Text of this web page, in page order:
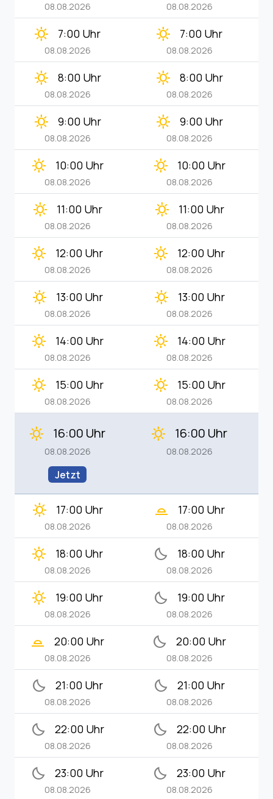
08.08.2026 08.08.2026
clear_day 7:00 Uhr
08.08.2026
clear_day 7:00 Uhr
08.08.2026
clear_day 8:00 Uhr
08.08.2026
clear_day 8:00 Uhr
08.08.2026
clear_day 9:00 Uhr
08.08.2026
clear_day 9:00 Uhr
08.08.2026
clear_day 10:00 Uhr
08.08.2026
clear_day 10:00 Uhr
08.08.2026
clear_day 11:00 Uhr
08.08.2026
clear_day 11:00 Uhr
08.08.2026
clear_day 12:00 Uhr
08.08.2026
clear_day 12:00 Uhr
08.08.2026
clear_day 13:00 Uhr
08.08.2026
clear_day 13:00 Uhr
08.08.2026
clear_day 14:00 Uhr
08.08.2026
clear_day 14:00 Uhr
08.08.2026
clear_day 15:00 Uhr
08.08.2026
clear_day 15:00 Uhr
08.08.2026
clear_day 16:00 Uhr
08.08.2026
Jetzt
clear_day 16:00 Uhr
08.08.2026
clear_day 17:00 Uhr
08.08.2026
wb_twilight_2 17:00 Uhr
08.08.2026
clear_day 18:00 Uhr
08.08.2026
bedtime 18:00 Uhr
08.08.2026
clear_day 19:00 Uhr
08.08.2026
bedtime 19:00 Uhr
08.08.2026
wb_twilight_2 20:00 Uhr
08.08.2026
bedtime 20:00 Uhr
08.08.2026
bedtime 21:00 Uhr
08.08.2026
bedtime 21:00 Uhr
08.08.2026
bedtime 22:00 Uhr
08.08.2026
bedtime 22:00 Uhr
08.08.2026
bedtime 23:00 Uhr
08.08.2026
bedtime 23:00 Uhr
08.08.2026